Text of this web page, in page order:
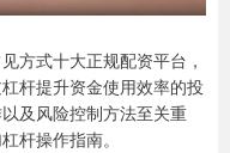
方式十大正规配资平台，
杆提升资金使用效率的投
及风险控制方法至关重
杆操作指南。